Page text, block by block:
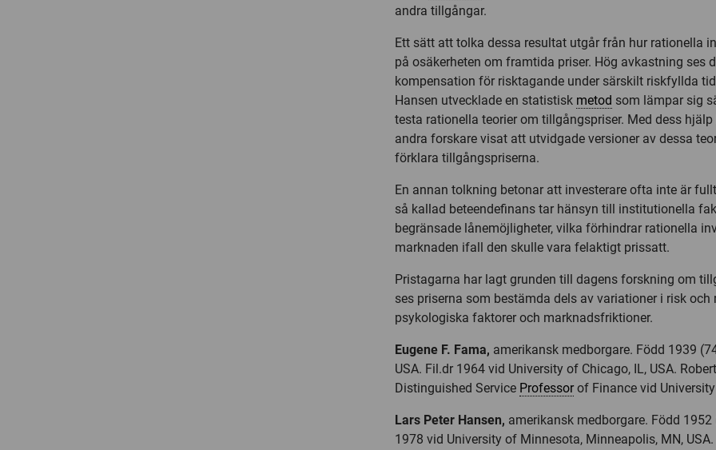
andra tillgångar.
Ett sätt att tolka dessa resultat utgår från hur rationella
på osäkerheten om framtida priser. Hög avkastning ses
kompensation för risktagande under särskilt riskfyllda
Hansen utvecklade en statistisk metod som lämpar sig
testa rationella teorier om tillgångspriser. Med dess hjälp
andra forskare visat att utvidgade versioner av dessa
förklara tillgångspriserna.
En annan tolkning betonar att investerare ofta inte är
så kallad beteendefinans tar hänsyn till institutionella
begränsade lånemöjligheter, vilka förhindrar rationella
marknaden ifall den skulle vara felaktigt prissatt.
Pristagarna har lagt grunden till dagens forskning om
ses priserna som bestämda dels av variationer i risk och
psykologiska faktorer och marknadsfriktioner.
Eugene F. Fama, amerikansk medborgare. Född 1939
USA. Fil.dr 1964 vid University of Chicago, IL, USA.
Distinguished Service Professorof Finance vid University
Lars Peter Hansen, amerikansk medborgare. Född 1952
1978 vid University of Minnesota, Minneapolis, MN,